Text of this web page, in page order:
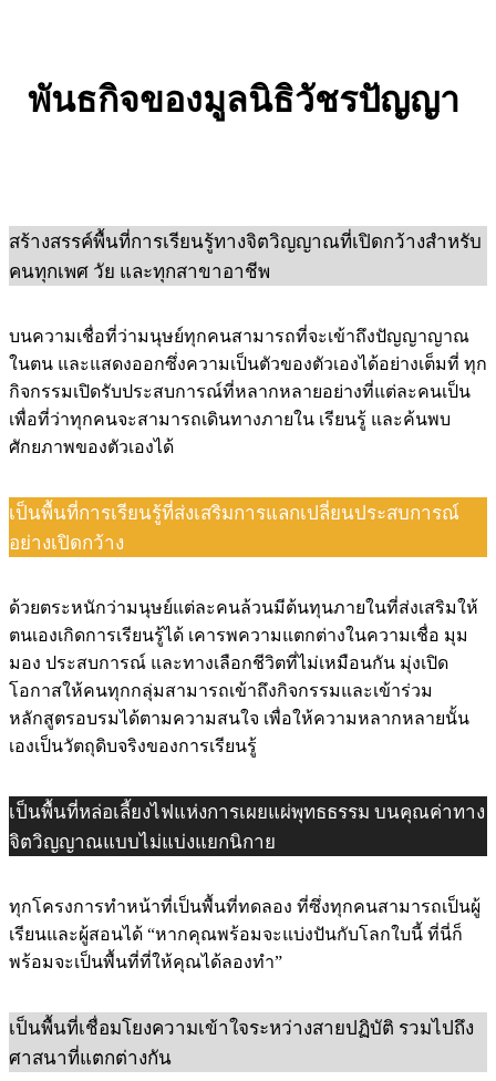
พันธกิจของมูลนิธิวัชรปัญญา
สร้างสรรค์พื้นที่การเรียนรู้ทางจิตวิญญาณที่เปิดกว้างสำหรับ
คนทุกเพศ วัย และทุกสาขาอาชีพ
บนความเชื่อที่ว่ามนุษย์ทุกคนสามารถที่จะเข้าถึงปัญญาญาณ
ในตน และแสดงออกซึ่งความเป็นตัวของตัวเองได้อย่างเต็มที่ ทุก
กิจกรรมเปิดรับประสบการณ์ที่หลากหลายอย่างที่แต่ละคนเป็น
เพื่อที่ว่าทุกคนจะสามารถเดินทางภายใน เรียนรู้ และค้นพบ
ศักยภาพของตัวเองได้
เป็นพื้นที่การเรียนรู้ที่ส่งเสริมการแลกเปลี่ยนประสบการณ์
อย่างเปิดกว้าง
ด้วยตระหนักว่ามนุษย์แต่ละคนล้วนมีต้นทุนภายในที่ส่งเสริมให้
ตนเองเกิดการเรียนรู้ได้ เคารพความแตกต่างในความเชื่อ มุม
มอง ประสบการณ์ และทางเลือกชีวิตที่ไม่เหมือนกัน มุ่งเปิด
โอกาสให้คนทุกกลุ่มสามารถเข้าถึงกิจกรรมและเข้าร่วม
หลักสูตรอบรมได้ตามความสนใจ เพื่อให้ความหลากหลายนั้น
เองเป็นวัตถุดิบจริงของการเรียนรู้
เป็นพื้นที่หล่อเลี้ยงไฟแห่งการเผยแผ่พุทธธรรม บนคุณค่าทาง
จิตวิญญาณแบบไม่แบ่งแยกนิกาย
ทุกโครงการทำหน้าที่เป็นพื้นที่ทดลอง ที่ซึ่งทุกคนสามารถเป็นผู้
เรียนและผู้สอนได้ “หากคุณพร้อมจะแบ่งปันกับโลกใบนี้ ที่นี่ก็
พร้อมจะเป็นพื้นที่ที่ให้คุณได้ลองทำ”
เป็นพื้นที่เชื่อมโยงความเข้าใจระหว่างสายปฏิบัติ รวมไปถึง
ศาสนาที่แตกต่างกัน